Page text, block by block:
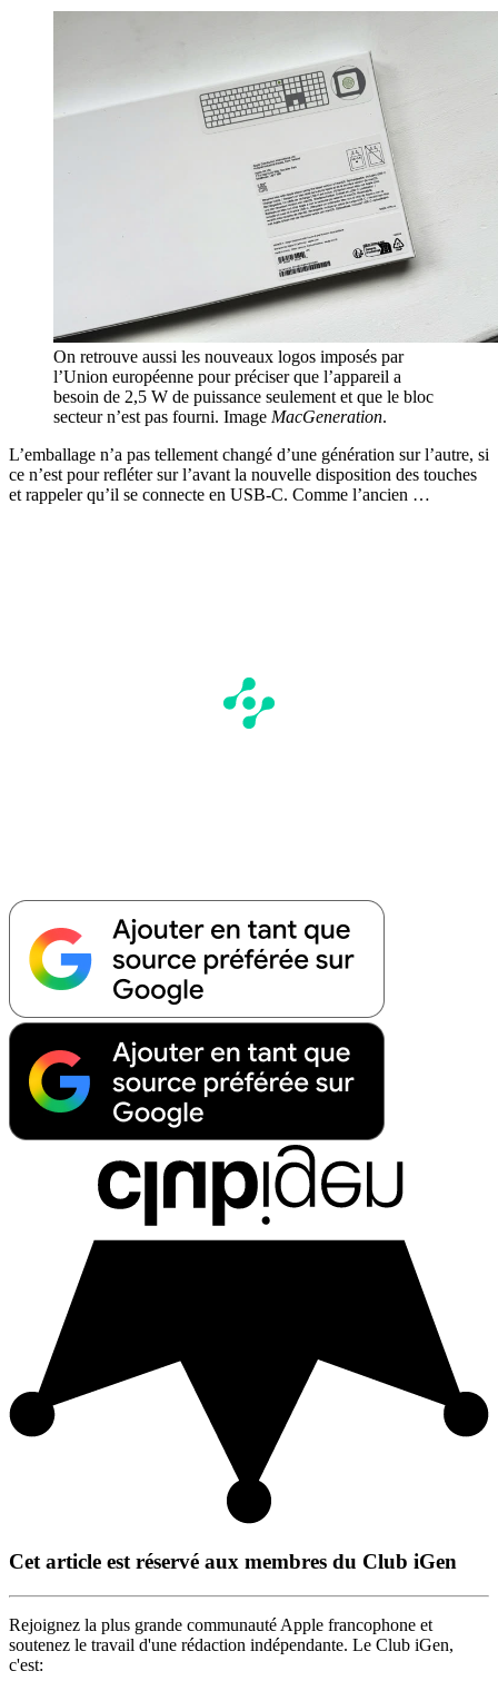
On retrouve aussi les nouveaux logos imposés par
l’Union européenne pour préciser que l’appareil a
besoin de 2,5 W de puissance seulement et que le bloc
secteur n’est pas fourni. Image MacGeneration.
L’emballage n’a pas tellement changé d’une génération sur l’autre, si
ce n’est pour refléter sur l’avant la nouvelle disposition des touches
et rappeler qu’il se connecte en USB-C. Comme l’ancien …
Cet article est réservé aux membres du Club iGen
Rejoignez la plus grande communauté Apple francophone et
soutenez le travail d'une rédaction indépendante. Le Club iGen,
c'est: